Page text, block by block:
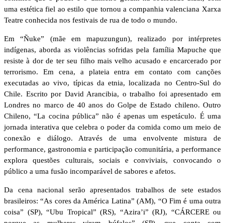
uma estética fiel ao estilo que tornou a companhia valenciana Xarxa
Teatre conhecida nos festivais de rua de todo o mundo.
Em “Ñuke” (mãe em mapuzungun), realizado por intérpretes
indígenas, aborda as violências sofridas pela família Mapuche que
resiste à dor de ter seu filho mais velho acusado e encarcerado por
terrorismo. Em cena, a plateia entra em contato com canções
executadas ao vivo, típicas da etnia, localizada no Centro-Sul do
Chile. Escrito por David Arancibia, o trabalho foi apresentado em
Londres no marco de 40 anos do Golpe de Estado chileno. Outro
Chileno, “La cocina pública” não é apenas um espetáculo. É uma
jornada interativa que celebra o poder da comida como um meio de
conexão e diálogo. Através de uma envolvente mistura de
performance, gastronomia e participação comunitária, a performance
explora questões culturais, sociais e conviviais, convocando o
público a uma fusão incomparável de sabores e afetos.
Da cena nacional serão apresentados trabalhos de sete estados
brasileiros: “As cores da América Latina” (AM), “O Fim é uma outra
coisa” (SP), “Ubu Tropical” (RS), “Azira’i” (RJ), “CÁRCERE ou